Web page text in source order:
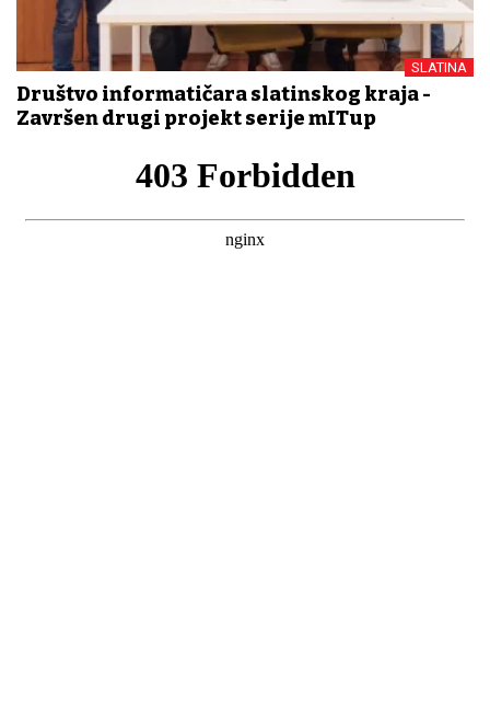
SLATINA
Društvo informatičara slatinskog kraja -
Završen drugi projekt serije mITup